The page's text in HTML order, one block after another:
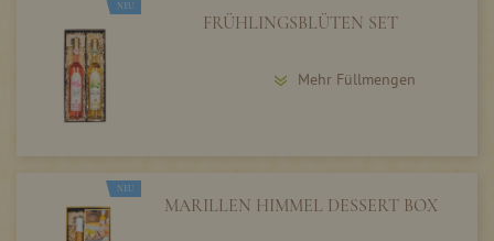
NEU
FRÜHLINGSBLÜTEN SET
Mehr Füllmengen
NEU
MARILLEN HIMMEL DESSERT BOX